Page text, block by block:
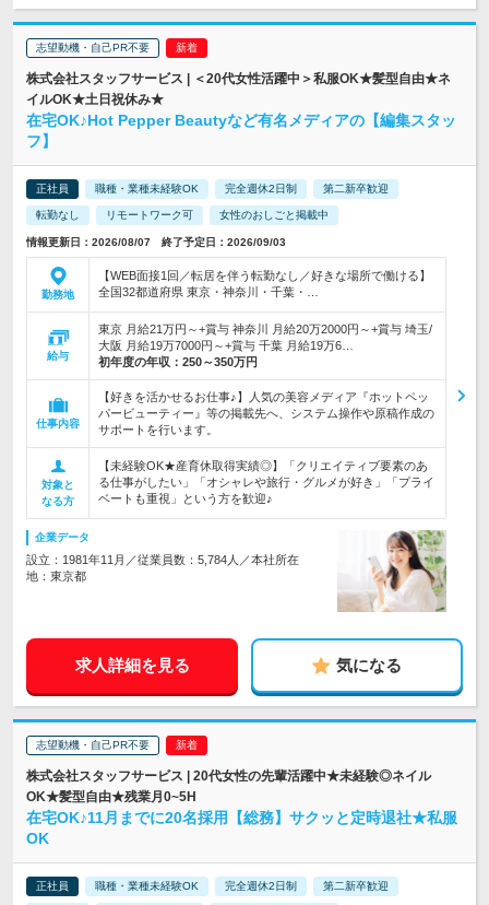
志望動機・自己PR不要
株式会社スタッフサービス | ＜20代女性活躍中＞私服OK★髪型自由★ネ
イルOK★土日祝休み★
在宅OK♪Hot Pepper Beautyなど有名メディアの【編集スタッ
フ】
正社員 職種・業種未経験OK 完全週休2日制 第二新卒歓迎
転勤なし リモートワーク可 女性のおしごと掲載中
情報更新日：2026/08/07 終了予定日：2026/09/03
勤務地
【WEB面接1回／転居を伴う転勤なし／好きな場所で働ける】
全国32都道府県 東京・神奈川・千葉・…
給与
東京 月給21万円～+賞与 神奈川 月給20万2000円～+賞与 埼玉/
大阪 月給19万7000円～+賞与 千葉 月給19万6…
初年度の年収： 250～350万円
仕事内容
【好きを活かせるお仕事♪】人気の美容メディア『ホットペッ
パービューティー』等の掲載先へ、システム操作や原稿作成の
サポートを行います。
対象と
なる方
【未経験OK★産育休取得実績◎】「クリエイティブ要素のあ
る仕事がしたい」「オシャレや旅行・グルメが好き」「プライ
ベートも重視」という方を歓迎♪
企業データ
設立：1981年11月／従業員数：5,784人／本社所在
地：東京都
求人詳細を見る 気になる
志望動機・自己PR不要
株式会社スタッフサービス | 20代女性の先輩活躍中★未経験◎ネイル
OK★髪型自由★残業月0~5H
在宅OK♪11月までに20名採用【総務】サクッと定時退社★私服
OK
正社員 職種・業種未経験OK 完全週休2日制 第二新卒歓迎